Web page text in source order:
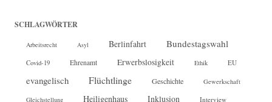
SCHLAGWÖRTER
Arbeitsrecht Asyl Berlinfahrt Bundestagswahl
Covid-19 Ehrenamt Erwerbslosigkeit Ethik EU
evangelisch Flüchtlinge Geschichte Gewerkschaft
Gleichstellung Heiligenhaus Inklusion Interview